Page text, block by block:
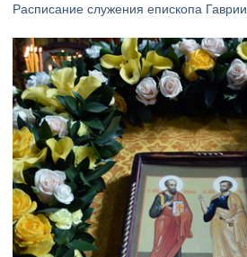
Расписание служения епископа